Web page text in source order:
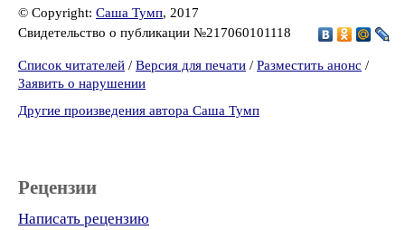
© Copyright: Саша Тумп, 2017
Свидетельство о публикации №217060101118
Список читателей / Версия для печати / Разместить анонс /
Заявить о нарушении
Другие произведения автора Саша Тумп
Рецензии
Написать рецензию